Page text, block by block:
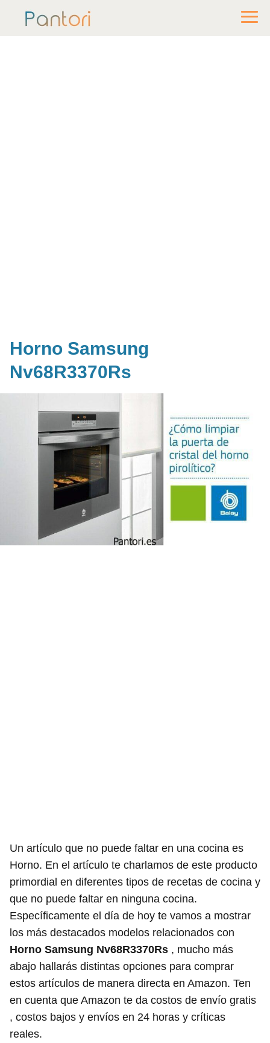
Horno Samsung
Nv68R3370Rs
Un artículo que no puede faltar en una cocina es
Horno. En el artículo te charlamos de este producto
primordial en diferentes tipos de recetas de cocina y
que no puede faltar en ninguna cocina.
Específicamente el día de hoy te vamos a mostrar
los más destacados modelos relacionados con
Horno Samsung Nv68R3370Rs , mucho más
abajo hallarás distintas opciones para comprar
estos artículos de manera directa en Amazon. Ten
en cuenta que Amazon te da costos de envío gratis
, costos bajos y envíos en 24 horas y críticas
reales.